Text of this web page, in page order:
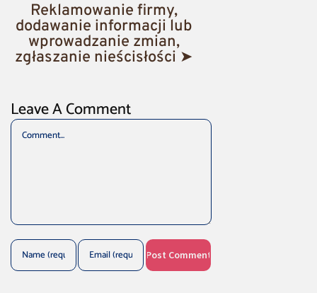
Reklamowanie firmy,
dodawanie informacji lub
wprowadzanie zmian,
zgłaszanie nieścisłości ➤
Leave A Comment
Comment